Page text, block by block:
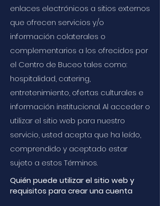
enlaces electrónicos a sitios externos
que ofrecen servicios y/o
información colaterales o
complementarios a los ofrecidos por
el Centro de Buceo tales como:
hospitalidad, catering,
entretenimiento, ofertas culturales e
información institucional. Al acceder o
utilizar el sitio web para nuestro
servicio, usted acepta que ha leído,
comprendido y aceptado estar
sujeto a estos Términos.
Quién puede utilizar el sitio web y
requisitos para crear una cuenta